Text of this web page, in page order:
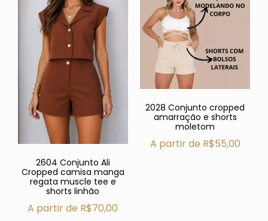
2604 Conjunto Ali
Cropped camisa manga
regata muscle tee e
shorts linhão
A partir de R$70,00
2028 Conjunto cropped
amarração e shorts
moletom
A partir de R$55,00